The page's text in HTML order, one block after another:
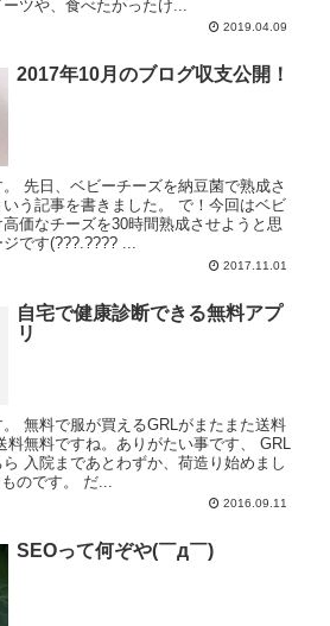
ツや、食べたかったけ...
2019.04.09
2017年10月のブログ収支公開！
先日、ベビーチーズを納豆菌で熟成さ
う記事を書きました。 で！今回はベビ
価なチーズを30時間熟成させようと思
です(???.???? ...
2017.11.01
自宅で健康診断できる無料アプ
リ
無料で服が買えるGRLがまたまた送料
無料ですね。ありがたい事です、 GRL
入院まであとわずか、荷造り始めまし
のです。 だ...
2016.09.11
SEOって何ぞや(￣д￣)